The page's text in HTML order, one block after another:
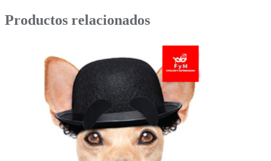
Productos relacionados